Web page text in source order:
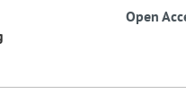
Open